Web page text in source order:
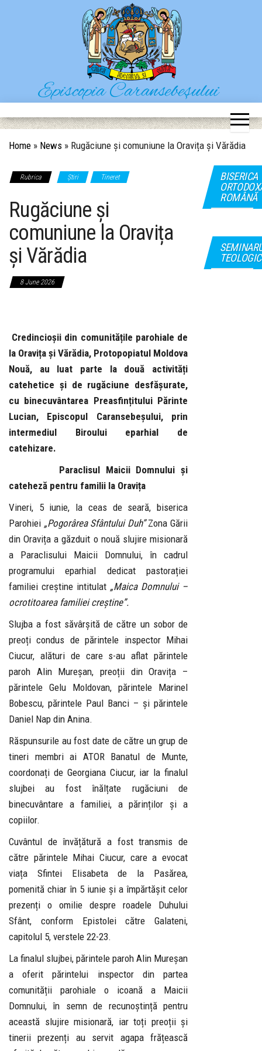
Episcopia Caransebeșului
Situl oficial al Episcopiei Caransebeșului
Home » News » Rugăciune și comuniune la Oravița și Vărădia
Rubrica Știri Tineret
Rugăciune și
comuniune la Oravița
și Vărădia
8 June 2026
Credincioșii din comunitățile parohiale de
la Oravița și Vărădia, Protopopiatul Moldova
Nouă, au luat parte la două activități
catehetice și de rugăciune desfășurate,
cu binecuvântarea Preasfințitului Părinte
Lucian, Episcopul Caransebeșului, prin
intermediul Biroului eparhial de
catehizare.
Paraclisul Maicii Domnului și
cateheză pentru familii la Oravița
Vineri, 5 iunie, la ceas de seară, biserica
Parohiei „Pogorârea Sfântului Duh”Zona Gării
din Oravița a găzduit o nouă slujire misionară
a Paraclisului Maicii Domnului, în cadrul
programului eparhial dedicat pastorației
familiei creștine intitulat „Maica Domnului –
ocrotitoarea familiei creștine”.
Slujba a fost săvârșită de către un sobor de
preoți condus de părintele inspector Mihai
Ciucur, alături de care s-au aflat părintele
paroh Alin Mureșan, preoții din Oravița –
părintele Gelu Moldovan, părintele Marinel
Bobescu, părintele Paul Banci – și părintele
Daniel Nap din Anina.
Răspunsurile au fost date de către un grup de
tineri membri ai ATOR Banatul de Munte,
coordonați de Georgiana Ciucur, iar la finalul
slujbei au fost înălțate rugăciuni de
binecuvântare a familiei, a părinților și a
copiilor.
Cuvântul de învățătură a fost transmis de
către părintele Mihai Ciucur, care a evocat
viața Sfintei Elisabeta de la Pasărea,
pomenită chiar în 5 iunie și a împărtășit celor
prezenți o omilie despre roadele Duhului
Sfânt, conform Epistolei către Galateni,
capitolul 5, verstele 22-23.
La finalul slujbei, părintele paroh Alin Mureșan
a oferit părintelui inspector din partea
comunității parohiale o icoană a Maicii
Domnului, în semn de recunoștință pentru
această slujire misionară, iar toți preoții și
tinerii prezenți au servit agapa frățească
BISERICA
ROMÂNĂ
TEOLOGIC